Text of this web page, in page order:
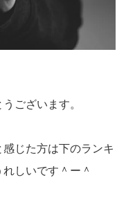
ございます。
じた方は下のランキ
しいです＾ー＾